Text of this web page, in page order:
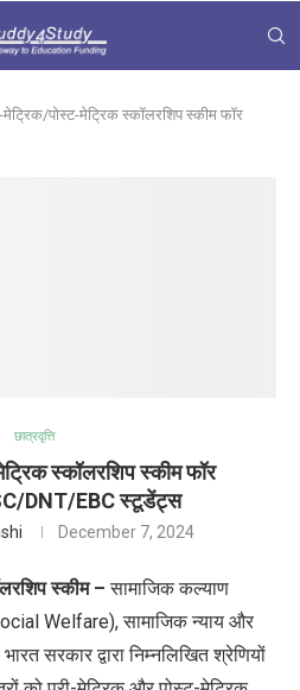
मेट्रिक/पोस्ट-मेट्रिक स्कॉलरशिप स्कीम फॉर
छात्रवृत्ति
स्कॉलरशिप स्कीम फॉर
DNT/EBC स्टूडेंट्स
December 7, 2024
स्कीम –सामाजिक कल्याण
Welfare), सामाजिक न्याय और
सरकार द्वारा निम्नलिखित श्रेणियों